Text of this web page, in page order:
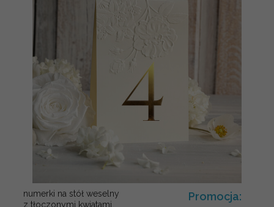
numerki na stół weselny
z tłoczonymi kwiatami,
Promocja: